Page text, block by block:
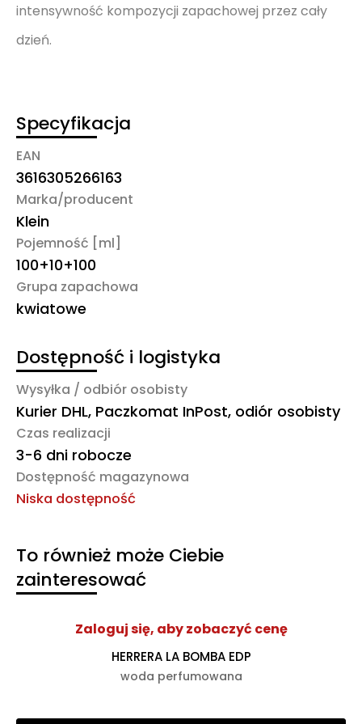
intensywność kompozycji zapachowej przez cały
dzień.
Specyfikacja
EAN
3616305266163
Marka/producent
Klein
Pojemność [ml]
100+10+100
Grupa zapachowa
kwiatowe
Dostępność i logistyka
Wysyłka / odbiór osobisty
Kurier DHL, Paczkomat InPost, odiór osobisty
Czas realizacji
3-6 dni robocze
Dostępność magazynowa
Niska dostępność
To również może Ciebie
zainteresować
Zaloguj się, aby zobaczyć cenę
HERRERA LA BOMBA EDP
woda perfumowana